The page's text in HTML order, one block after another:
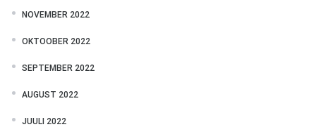
NOVEMBER 2022
OKTOOBER 2022
SEPTEMBER 2022
AUGUST 2022
JUULI 2022